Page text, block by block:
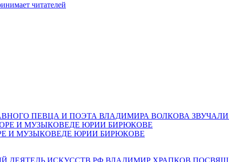
читателей
ПЕВЦА И ПОЭТА ВЛАДИМИРА ВОЛКОВА
И МУЗЫКОВЕДЕ ЮРИИ БИРЮКОВЕ